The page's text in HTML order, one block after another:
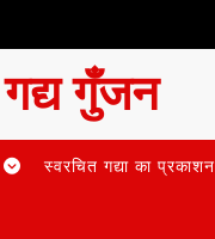
गद्य गुँजन
स्वरचित गद्या का प्रकाशन